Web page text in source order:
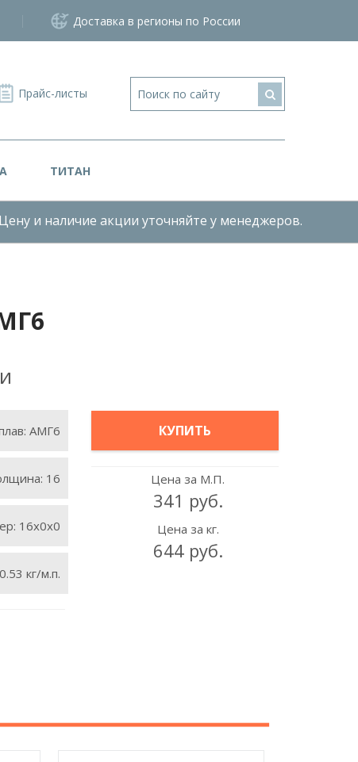
Доставка в регионы по России
Прайс-листы
ТИТАН
и наличие акции уточняйте у менеджеров.
АМГ6
16
16х0х0
0.53 кг/м.п.
КУПИТЬ
Цена за М.П.
341 руб.
Цена за кг.
644 руб.